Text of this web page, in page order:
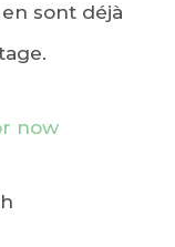
sont déjà
now